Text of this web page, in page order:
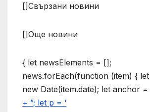
[]Свързани новини
[]Още новини
{ let newsElements = [];
news.forEach(function (item) {
new Date(item.date); let anchor =
+ ”; let p = ‘